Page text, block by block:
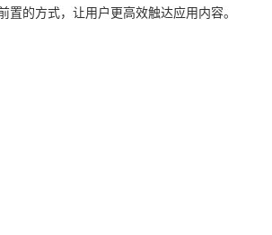
置的方式，让用户更高效触达应用内容。